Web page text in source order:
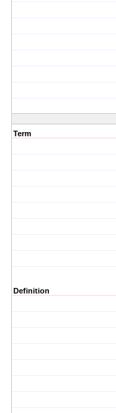
Term
Definition